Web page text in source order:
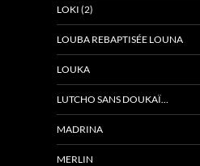
LOKI (2)
LOUBA REBAPTISÉE LOUNA
LOUKA
LUTCHO SANS DOUKAÏ…
MADRINA
MERLIN